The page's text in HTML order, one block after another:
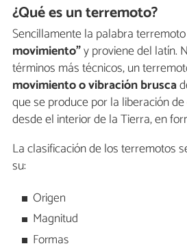
¿Qué es un terremoto?
Sencillamente la palabra
movimiento"y proviene del latín.
términos más técnicos, un
movimiento o vibración brusca
que se produce por la liberación
desde el interior de la Tierra, en
La clasificación de los terremotos
su:
Origen
Magnitud
Formas